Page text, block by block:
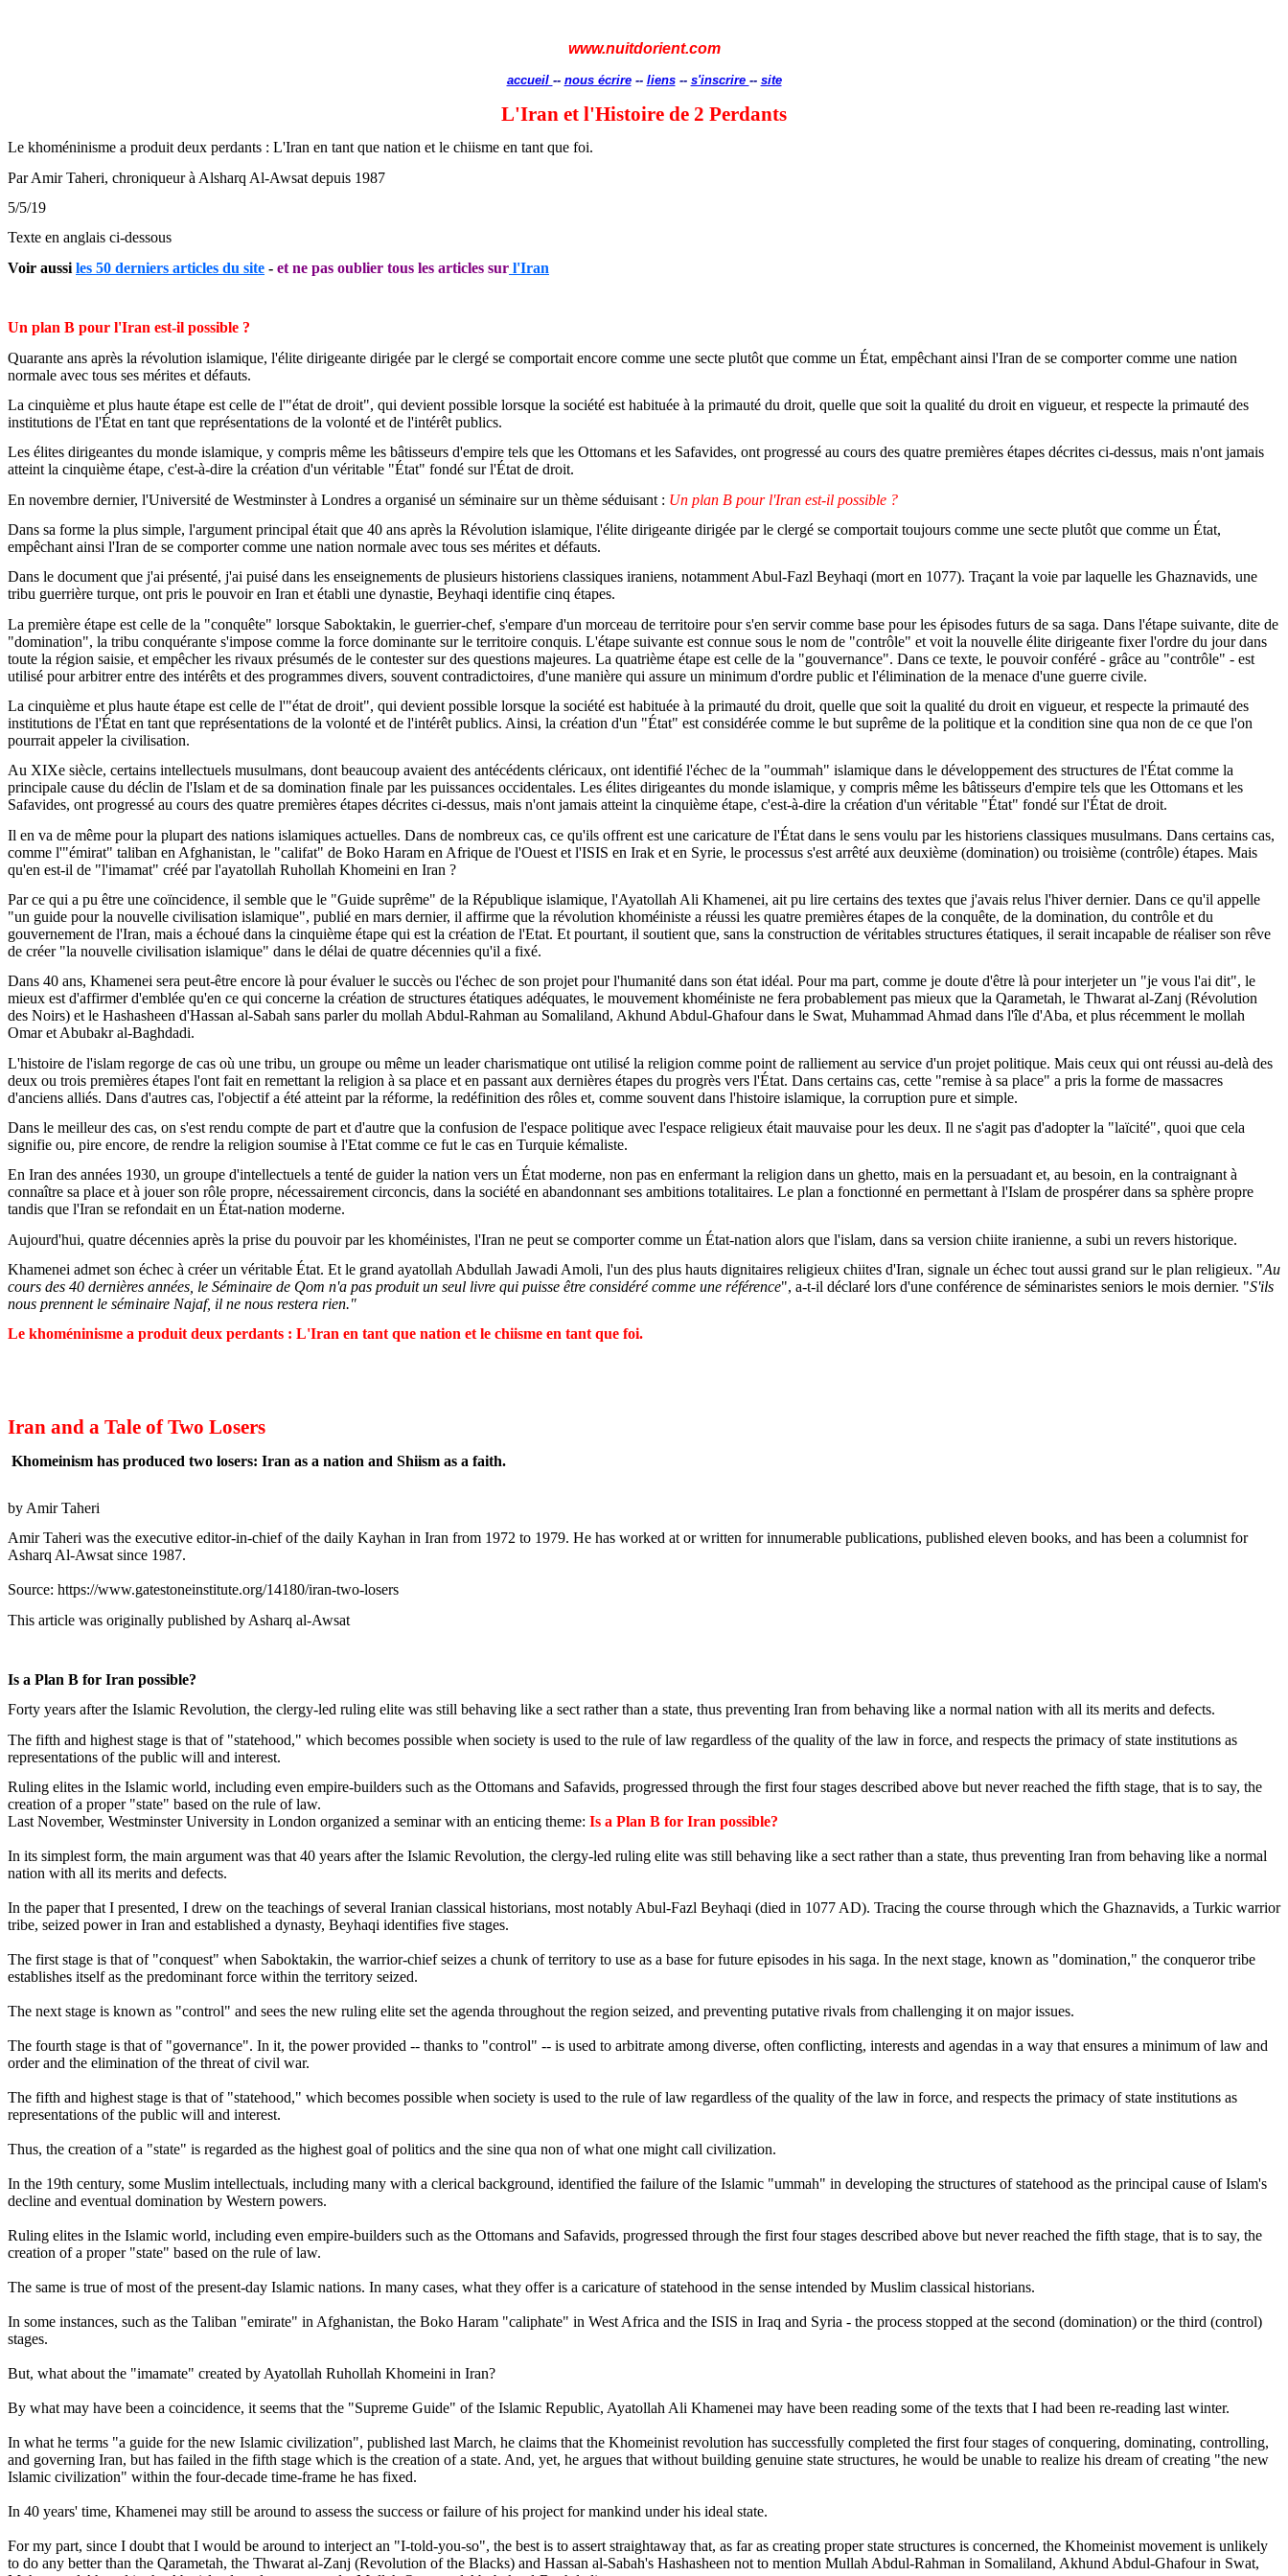
www.nuitdorient.com
accueil -- nous écrire-- liens-- s'inscrire -- site
L'Iran et l'Histoire de 2 Perdants
Le khoméninisme a produit deux perdants : L'Iran en tant que nation et le chiisme en tant que foi.
Par Amir Taheri, chroniqueur à Alsharq Al-Awsat depuis 1987
5/5/19
Texte en anglais ci-dessous
Voir aussi les 50 derniers articles du site - et ne pas oublier tous les articles sur l'Iran
Un plan B pour l'Iran est-il possible ?
Quarante ans après la révolution islamique, l'élite dirigeante dirigée par le clergé se comportait encore comme une secte plutôt que comme un État, empêchant ainsi l'Iran de se comporter comme une nation
normale avec tous ses mérites et défauts.
La cinquième et plus haute étape est celle de l'"état de droit", qui devient possible lorsque la société est habituée à la primauté du droit, quelle que soit la qualité du droit en vigueur, et respecte la primauté des
institutions de l'État en tant que représentations de la volonté et de l'intérêt publics.
Les élites dirigeantes du monde islamique, y compris même les bâtisseurs d'empire tels que les Ottomans et les Safavides, ont progressé au cours des quatre premières étapes décrites ci-dessus, mais n'ont jamais
atteint la cinquième étape, c'est-à-dire la création d'un véritable "État" fondé sur l'État de droit.
En novembre dernier, l'Université de Westminster à Londres a organisé un séminaire sur un thème séduisant : Un plan B pour l'Iran est-il possible ?
Dans sa forme la plus simple, l'argument principal était que 40 ans après la Révolution islamique, l'élite dirigeante dirigée par le clergé se comportait toujours comme une secte plutôt que comme un État,
empêchant ainsi l'Iran de se comporter comme une nation normale avec tous ses mérites et défauts.
Dans le document que j'ai présenté, j'ai puisé dans les enseignements de plusieurs historiens classiques iraniens, notamment Abul-Fazl Beyhaqi (mort en 1077). Traçant la voie par laquelle les Ghaznavids, une
tribu guerrière turque, ont pris le pouvoir en Iran et établi une dynastie, Beyhaqi identifie cinq étapes.
La première étape est celle de la "conquête" lorsque Saboktakin, le guerrier-chef, s'empare d'un morceau de territoire pour s'en servir comme base pour les épisodes futurs de sa saga. Dans l'étape suivante, dite de
"domination", la tribu conquérante s'impose comme la force dominante sur le territoire conquis. L'étape suivante est connue sous le nom de "contrôle" et voit la nouvelle élite dirigeante fixer l'ordre du jour dans
toute la région saisie, et empêcher les rivaux présumés de le contester sur des questions majeures. La quatrième étape est celle de la "gouvernance". Dans ce texte, le pouvoir conféré - grâce au "contrôle" - est
utilisé pour arbitrer entre des intérêts et des programmes divers, souvent contradictoires, d'une manière qui assure un minimum d'ordre public et l'élimination de la menace d'une guerre civile.
La cinquième et plus haute étape est celle de l'"état de droit", qui devient possible lorsque la société est habituée à la primauté du droit, quelle que soit la qualité du droit en vigueur, et respecte la primauté des
institutions de l'État en tant que représentations de la volonté et de l'intérêt publics. Ainsi, la création d'un "État" est considérée comme le but suprême de la politique et la condition sine qua non de ce que l'on
pourrait appeler la civilisation.
Au XIXe siècle, certains intellectuels musulmans, dont beaucoup avaient des antécédents cléricaux, ont identifié l'échec de la "oummah" islamique dans le développement des structures de l'État comme la
principale cause du déclin de l'Islam et de sa domination finale par les puissances occidentales. Les élites dirigeantes du monde islamique, y compris même les bâtisseurs d'empire tels que les Ottomans et les
Safavides, ont progressé au cours des quatre premières étapes décrites ci-dessus, mais n'ont jamais atteint la cinquième étape, c'est-à-dire la création d'un véritable "État" fondé sur l'État de droit.
Il en va de même pour la plupart des nations islamiques actuelles. Dans de nombreux cas, ce qu'ils offrent est une caricature de l'État dans le sens voulu par les historiens classiques musulmans. Dans certains cas,
comme l'"émirat" taliban en Afghanistan, le "califat" de Boko Haram en Afrique de l'Ouest et l'ISIS en Irak et en Syrie, le processus s'est arrêté aux deuxième (domination) ou troisième (contrôle) étapes. Mais
qu'en est-il de "l'imamat" créé par l'ayatollah Ruhollah Khomeini en Iran ?
Par ce qui a pu être une coïncidence, il semble que le "Guide suprême" de la République islamique, l'Ayatollah Ali Khamenei, ait pu lire certains des textes que j'avais relus l'hiver dernier. Dans ce qu'il appelle
"un guide pour la nouvelle civilisation islamique", publié en mars dernier, il affirme que la révolution khoméiniste a réussi les quatre premières étapes de la conquête, de la domination, du contrôle et du
gouvernement de l'Iran, mais a échoué dans la cinquième étape qui est la création de l'Etat. Et pourtant, il soutient que, sans la construction de véritables structures étatiques, il serait incapable de réaliser son rêve
de créer "la nouvelle civilisation islamique" dans le délai de quatre décennies qu'il a fixé.
Dans 40 ans, Khamenei sera peut-être encore là pour évaluer le succès ou l'échec de son projet pour l'humanité dans son état idéal. Pour ma part, comme je doute d'être là pour interjeter un "je vous l'ai dit", le
mieux est d'affirmer d'emblée qu'en ce qui concerne la création de structures étatiques adéquates, le mouvement khoméiniste ne fera probablement pas mieux que la Qarametah, le Thwarat al-Zanj (Révolution
des Noirs) et le Hashasheen d'Hassan al-Sabah sans parler du mollah Abdul-Rahman au Somaliland, Akhund Abdul-Ghafour dans le Swat, Muhammad Ahmad dans l'île d'Aba, et plus récemment le mollah
Omar et Abubakr al-Baghdadi.
L'histoire de l'islam regorge de cas où une tribu, un groupe ou même un leader charismatique ont utilisé la religion comme point de ralliement au service d'un projet politique. Mais ceux qui ont réussi au-delà des
deux ou trois premières étapes l'ont fait en remettant la religion à sa place et en passant aux dernières étapes du progrès vers l'État. Dans certains cas, cette "remise à sa place" a pris la forme de massacres
d'anciens alliés. Dans d'autres cas, l'objectif a été atteint par la réforme, la redéfinition des rôles et, comme souvent dans l'histoire islamique, la corruption pure et simple.
Dans le meilleur des cas, on s'est rendu compte de part et d'autre que la confusion de l'espace politique avec l'espace religieux était mauvaise pour les deux. Il ne s'agit pas d'adopter la "laïcité", quoi que cela
signifie ou, pire encore, de rendre la religion soumise à l'Etat comme ce fut le cas en Turquie kémaliste.
En Iran des années 1930, un groupe d'intellectuels a tenté de guider la nation vers un État moderne, non pas en enfermant la religion dans un ghetto, mais en la persuadant et, au besoin, en la contraignant à
connaître sa place et à jouer son rôle propre, nécessairement circoncis, dans la société en abandonnant ses ambitions totalitaires. Le plan a fonctionné en permettant à l'Islam de prospérer dans sa sphère propre
tandis que l'Iran se refondait en un État-nation moderne.
Aujourd'hui, quatre décennies après la prise du pouvoir par les khoméinistes, l'Iran ne peut se comporter comme un État-nation alors que l'islam, dans sa version chiite iranienne, a subi un revers historique.
Khamenei admet son échec à créer un véritable État. Et le grand ayatollah Abdullah Jawadi Amoli, l'un des plus hauts dignitaires religieux chiites d'Iran, signale un échec tout aussi grand sur le plan religieux. "Au
cours des 40 dernières années, le Séminaire de Qom n'a pas produit un seul livre qui puisse être considéré comme une référence", a-t-il déclaré lors d'une conférence de séminaristes seniors le mois dernier. "S'ils
nous prennent le séminaire Najaf, il ne nous restera rien."
Le khoméninisme a produit deux perdants : L'Iran en tant que nation et le chiisme en tant que foi.
Iran and a Tale of Two Losers
Khomeinism has produced two losers: Iran as a nation and Shiism as a faith.
by Amir Taheri
Amir Taheri was the executive editor-in-chief of the daily Kayhan in Iran from 1972 to 1979. He has worked at or written for innumerable publications, published eleven books, and has been a columnist for
Asharq Al-Awsat since 1987.
Source: https://www.gatestoneinstitute.org/14180/iran-two-losers
This article was originally published by Asharq al-Awsat
Is a Plan B for Iran possible?
Forty years after the Islamic Revolution, the clergy-led ruling elite was still behaving like a sect rather than a state, thus preventing Iran from behaving like a normal nation with all its merits and defects.
The fifth and highest stage is that of "statehood," which becomes possible when society is used to the rule of law regardless of the quality of the law in force, and respects the primacy of state institutions as
representations of the public will and interest.
Ruling elites in the Islamic world, including even empire-builders such as the Ottomans and Safavids, progressed through the first four stages described above but never reached the fifth stage, that is to say, the
creation of a proper "state" based on the rule of law.
Last November, Westminster University in London organized a seminar with an enticing theme: Is a Plan B for Iran possible?
In its simplest form, the main argument was that 40 years after the Islamic Revolution, the clergy-led ruling elite was still behaving like a sect rather than a state, thus preventing Iran from behaving like a normal
nation with all its merits and defects.
In the paper that I presented, I drew on the teachings of several Iranian classical historians, most notably Abul-Fazl Beyhaqi (died in 1077 AD). Tracing the course through which the Ghaznavids, a Turkic warrior
tribe, seized power in Iran and established a dynasty, Beyhaqi identifies five stages.
The first stage is that of "conquest" when Saboktakin, the warrior-chief seizes a chunk of territory to use as a base for future episodes in his saga. In the next stage, known as "domination," the conqueror tribe
establishes itself as the predominant force within the territory seized.
The next stage is known as "control" and sees the new ruling elite set the agenda throughout the region seized, and preventing putative rivals from challenging it on major issues.
The fourth stage is that of "governance". In it, the power provided -- thanks to "control" -- is used to arbitrate among diverse, often conflicting, interests and agendas in a way that ensures a minimum of law and
order and the elimination of the threat of civil war.
The fifth and highest stage is that of "statehood," which becomes possible when society is used to the rule of law regardless of the quality of the law in force, and respects the primacy of state institutions as
representations of the public will and interest.
Thus, the creation of a "state" is regarded as the highest goal of politics and the sine qua non of what one might call civilization.
In the 19th century, some Muslim intellectuals, including many with a clerical background, identified the failure of the Islamic "ummah" in developing the structures of statehood as the principal cause of Islam's
decline and eventual domination by Western powers.
Ruling elites in the Islamic world, including even empire-builders such as the Ottomans and Safavids, progressed through the first four stages described above but never reached the fifth stage, that is to say, the
creation of a proper "state" based on the rule of law.
The same is true of most of the present-day Islamic nations. In many cases, what they offer is a caricature of statehood in the sense intended by Muslim classical historians.
In some instances, such as the Taliban "emirate" in Afghanistan, the Boko Haram "caliphate" in West Africa and the ISIS in Iraq and Syria - the process stopped at the second (domination) or the third (control)
stages.
But, what about the "imamate" created by Ayatollah Ruhollah Khomeini in Iran?
By what may have been a coincidence, it seems that the "Supreme Guide" of the Islamic Republic, Ayatollah Ali Khamenei may have been reading some of the texts that I had been re-reading last winter.
In what he terms "a guide for the new Islamic civilization", published last March, he claims that the Khomeinist revolution has successfully completed the first four stages of conquering, dominating, controlling,
and governing Iran, but has failed in the fifth stage which is the creation of a state. And, yet, he argues that without building genuine state structures, he would be unable to realize his dream of creating "the new
Islamic civilization" within the four-decade time-frame he has fixed.
In 40 years' time, Khamenei may still be around to assess the success or failure of his project for mankind under his ideal state.
For my part, since I doubt that I would be around to interject an "I-told-you-so", the best is to assert straightaway that, as far as creating proper state structures is concerned, the Khomeinist movement is unlikely
to do any better than the Qarametah, the Thwarat al-Zanj (Revolution of the Blacks) and Hassan al-Sabah's Hashasheen not to mention Mullah Abdul-Rahman in Somaliland, Akhund Abdul-Ghafour in Swat,